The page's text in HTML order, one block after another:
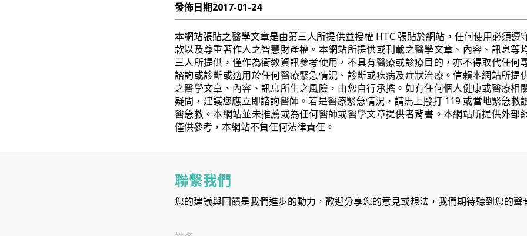
發佈日期2017-01-24
本網站張貼之醫學文章是由第三人所提供並授權 HTC 張貼於網站，任何使用必須遵
款以及尊重著作人之智慧財產權。本網站所提供或刊載之醫學文章、內容、訊息等
三人所提供，僅作為衛教資訊參考使用，不具有醫療或診療目的，亦不得取代任何
諮詢或診斷或適用於任何醫療緊急情況、診斷或疾病及症狀治療。信賴本網站所提
之醫學文章、內容、訊息所生之風險，由您自行承擔。如有任何個人健康或醫療相
疑問，建議您應立即諮詢醫師。若是醫療緊急情況，請馬上撥打 119 或當地緊急救
醫急救。本網站並未推薦或為任何醫師或醫學文章提供者背書。本網站所提供外部
僅供參考，本網站不負任何法律責任。
聯繫我們
您的建議與回饋是我們進步的動力，歡迎分享您的意見或想法，我們期待聽到您的聲